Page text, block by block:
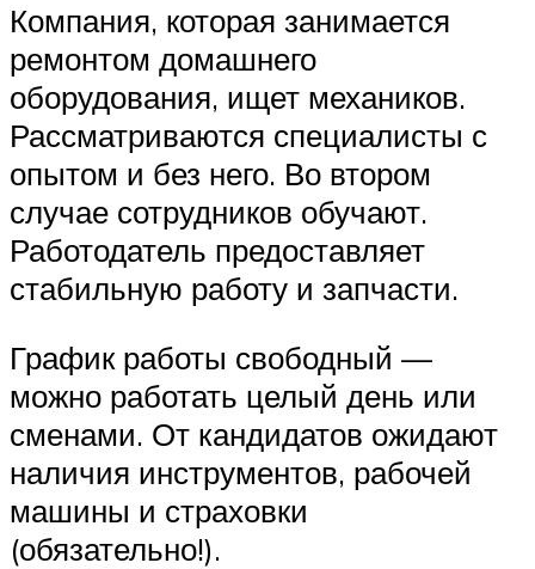
Компания, которая занимается
ремонтом домашнего
оборудования, ищет механиков.
Рассматриваются специалисты с
опытом и без него. Во втором
случае сотрудников обучают.
Работодатель предоставляет
стабильную работу и запчасти.
График работы свободный —
можно работать целый день или
сменами. От кандидатов ожидают
наличия инструментов, рабочей
машины и страховки
(обязательно!).